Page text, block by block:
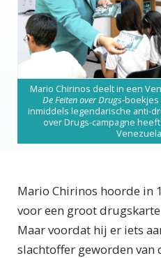
Mario Chirinos deelt in een
De Feiten over Drugs-boekjes
inmiddels legendarische anti-
over Drugs-campagne
Mario Chirinos hoorde in
voor een groot
Maar voordat hij er iets
slachtoffer geworden van